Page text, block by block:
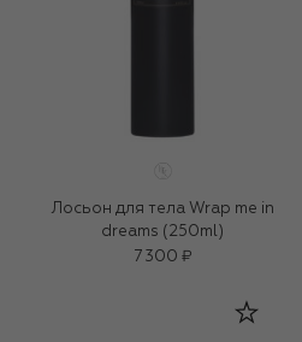
Лосьон для тела Wrap me in
dreams (250ml)
7 300 ₽